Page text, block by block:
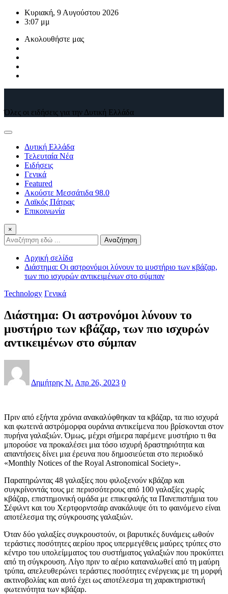
ΜετάβασηΚυριακή, 9 Αυγούστου 2026
3:07 μμ
Ακολουθήστε μας
Όλες οι ειδήσεις για την Δυτική Ελλάδα
Δυτική Ελλάδα
Τελευταία Νέα
Ειδήσεις
Γενικά
Featured
Ακούστε Μεσσάτιδα 98.0
Λαϊκός Πάτρας
Επικοινωνία
×
Αναζήτηση
Αρχική σελίδα
Διάστημα: Οι αστρονόμοι λύνουν το μυστήριο των κβάζαρ,
των πιο ισχυρών αντικειμένων στο σύμπαν
Technology Γενικά
Διάστημα: Οι αστρονόμοι λύνουν το
μυστήριο των κβάζαρ, των πιο ισχυρών
αντικειμένων στο σύμπαν
Δημήτρης Ν. Απρ 26, 2023 0
Πριν από εξήντα χρόνια ανακαλύφθηκαν τα κβάζαρ, τα πιο ισχυρά
και φωτεινά αστρόμορφα ουράνια αντικείμενα που βρίσκονται στον
πυρήνα γαλαξιών. Όμως, μέχρι σήμερα παρέμενε μυστήριο τι θα
μπορούσε να προκαλέσει μια τόσο ισχυρή δραστηριότητα και
απαντήσεις δίνει μια έρευνα που δημοσιεύεται στο περιοδικό
«Monthly Notices of the Royal Astronomical Society».
Παρατηρώντας 48 γαλαξίες που φιλοξενούν κβάζαρ και
συγκρίνοντάς τους με περισσότερους από 100 γαλαξίες χωρίς
κβάζαρ, επιστημονική ομάδα με επικεφαλής τα Πανεπιστήμια του
Σέφιλντ και του Χερτφορντσάιρ ανακάλυψε ότι το φαινόμενο είναι
αποτέλεσμα της σύγκρουσης γαλαξιών.
Όταν δύο γαλαξίες συγκρουστούν, οι βαρυτικές δυνάμεις ωθούν
τεράστιες ποσότητες αερίου προς υπερμεγέθεις μαύρες τρύπες στο
κέντρο του υπολείμματος του συστήματος γαλαξιών που προκύπτει
από τη σύγκρουση. Λίγο πριν το αέριο καταναλωθεί από τη μαύρη
τρύπα, απελευθερώνει τεράστιες ποσότητες ενέργειας με τη μορφή
ακτινοβολίας και αυτό έχει ως αποτέλεσμα τη χαρακτηριστική
φωτεινότητα των κβάζαρ.